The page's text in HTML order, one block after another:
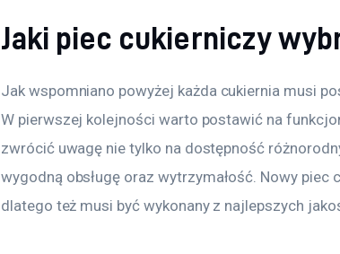
Jaki piec cukierniczy
Jak wspomniano powyżej każda cukiernia musi
W pierwszej kolejności warto postawić na
zwrócić uwagę nie tylko na dostępność
wygodną obsługę oraz wytrzymałość. Nowy piec
dlatego też musi być wykonany z najlepszych